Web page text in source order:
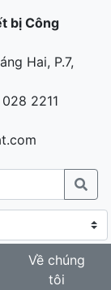
bị Công
Hai, P.7,
2211
Về chúng
tôi